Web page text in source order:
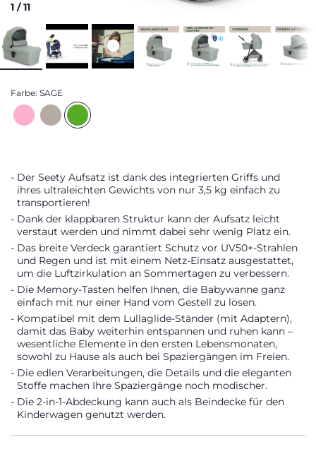
1 /11
Farbe: SAGE
Der Seety Aufsatz ist dank des integrierten Griffs und
ihres ultraleichten Gewichts von nur 3,5 kg einfach zu
transportieren!
Dank der klappbaren Struktur kann der Aufsatz leicht
verstaut werden und nimmt dabei sehr wenig Platz ein.
Das breite Verdeck garantiert Schutz vor UV50+-Strahlen
und Regen und ist mit einem Netz-Einsatz ausgestattet,
um die Luftzirkulation an Sommertagen zu verbessern.
Die Memory-Tasten helfen Ihnen, die Babywanne ganz
einfach mit nur einer Hand vom Gestell zu lösen.
Kompatibel mit dem Lullaglide-Ständer (mit Adaptern),
damit das Baby weiterhin entspannen und ruhen kann –
wesentliche Elemente in den ersten Lebensmonaten,
sowohl zu Hause als auch bei Spaziergängen im Freien.
Die edlen Verarbeitungen, die Details und die eleganten
Stoffe machen Ihre Spaziergänge noch modischer.
Die 2-in-1-Abdeckung kann auch als Beindecke für den
Kinderwagen genutzt werden.